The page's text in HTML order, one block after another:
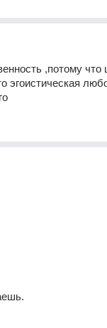
,потому что
эгоистическая